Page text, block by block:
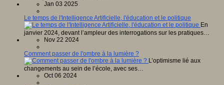
Jan 03 2025
Le temps de l'Intelligence Artificielle, l'éducation et le politique
En
janvier 2024, devant l’ampleur des interrogations sur les pratiques…
Nov 22 2024
Comment passer de l'ombre à la lumière ?
L’optimisme lié aux
changements au sein de l’école, avec ses…
Oct 06 2024